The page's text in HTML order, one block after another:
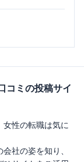
コミの投稿サイ
性の転職は気に
社の姿を知り、